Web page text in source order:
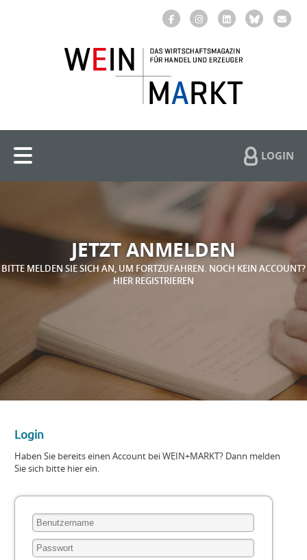
LOGIN
JETZT ANMELDEN
BITTE MELDEN SIE SICH AN, UM FORTZUFAHREN. NOCH KEIN ACCOUNT?
HIER REGISTRIEREN
Login
Haben Sie bereits einen Account bei WEIN+MARKT? Dann melden
Sie sich bitte hier ein.